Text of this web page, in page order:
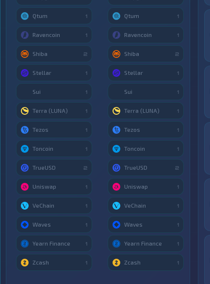
Qtum 1
Ravencoin 1
Shiba 2
Stellar 1
Sui 1
Terra (LUNA) 1
Tezos 1
Toncoin 1
TrueUSD 2
Uniswap 1
VeChain 1
Waves 1
Yearn Finance 1
Zcash 1
Qtum 1
Ravencoin 1
Shiba 2
Stellar 1
Sui 1
Terra (LUNA) 1
Tezos 1
Toncoin 1
TrueUSD 2
Uniswap 1
VeChain 1
Waves 1
Yearn Finance 1
Zcash 1